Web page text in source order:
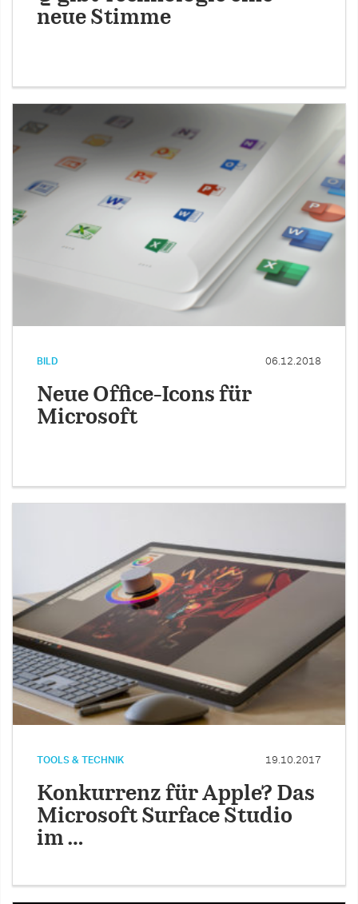
neue Stimme
BILD 06.12.2018
Neue Office-Icons für
Microsoft
TOOLS & TECHNIK 19.10.2017
Konkurrenz für Apple? Das
Microsoft Surface Studio
im …